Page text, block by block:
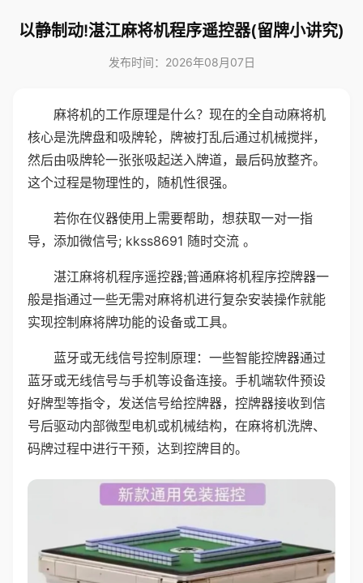
以静制动!湛江麻将机程序遥控器(留牌小讲究)
发布时间：2026年08月07日
麻将机的工作原理是什么？现在的全自动麻将机
核心是洗牌盘和吸牌轮，牌被打乱后通过机械搅拌，
然后由吸牌轮一张张吸起送入牌道，最后码放整齐。
这个过程是物理性的，随机性很强。
若你在仪器使用上需要帮助，想获取一对一指
导，添加微信号; kkss8691 随时交流 。
湛江麻将机程序遥控器;普通麻将机程序控牌器一
般是指通过一些无需对麻将机进行复杂安装操作就能
实现控制麻将牌功能的设备或工具。
蓝牙或无线信号控制原理：一些智能控牌器通过
蓝牙或无线信号与手机等设备连接。手机端软件预设
好牌型等指令，发送信号给控牌器，控牌器接收到信
号后驱动内部微型电机或机械结构，在麻将机洗牌、
码牌过程中进行干预，达到控牌目的。